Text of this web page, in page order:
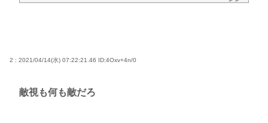
2 : 2021/04/14(水) 07:22:21.46 ID:4Oxv+4n/0
敵視も何も敵だろ